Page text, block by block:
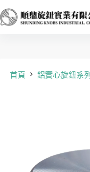
至
首頁
鋁實心旋鈕系列